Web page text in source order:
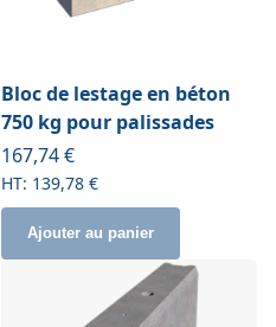
Bloc de lestage en béton
750 kg pour palissades
167,74 €
139,78 €
Ajouter au panier